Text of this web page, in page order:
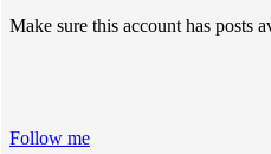
Make sure this account has posts
Follow me